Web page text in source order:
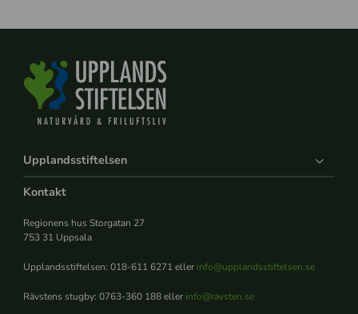
Upplandsstiftelsen
Kontakt
Regionens hus Storgatan 27
753 31 Uppsala
Upplandsstiftelsen: 018-611 6271 eller info@upplandsstiftelsen.se
Rävstens stugby: 0763-360 188 eller info@ravsten.se